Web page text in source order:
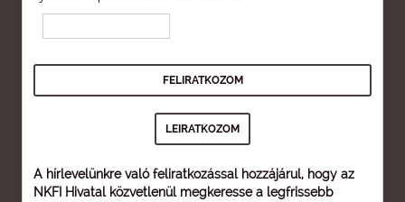
A hírlevelünkre való feliratkozással hozzájárul, hogy az
NKFI Hivatal közvetlenül megkeresse a legfrissebb